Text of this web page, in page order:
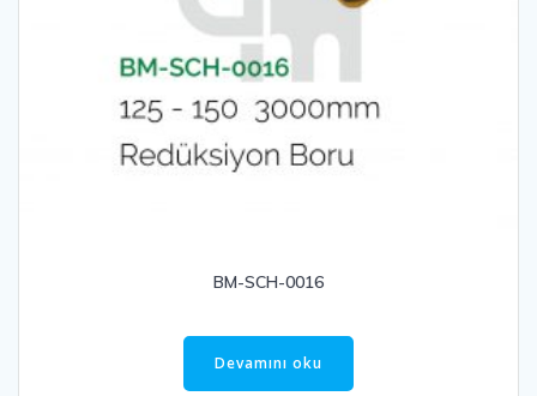
BM-SCH-0016
Devamını oku